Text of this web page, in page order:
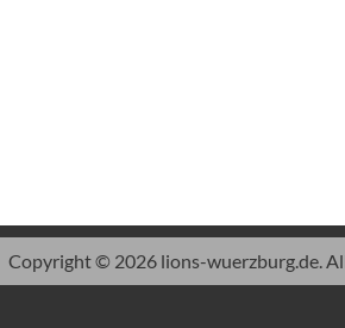
Copyright © 2026 lions-wuerzburg.de.